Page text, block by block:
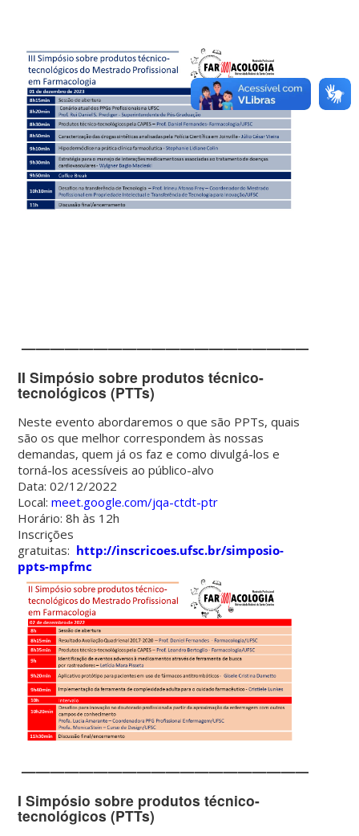
II Simpósio sobre produtos técnico-
tecnológicos (PTTs)
Neste evento abordaremos o que são PPTs, quais
são os que melhor correspondem às nossas
demandas, quem já os faz e como divulgá-los e
torná-los acessíveis ao público-alvo
Data: 02/12/2022
Local:meet.google.com/jqa-ctdt-ptr
Horário: 8h às 12h
Inscrições
gratuitas: http://inscricoes.ufsc.br/simposio-
ppts-mpfmc
I Simpósio sobre produtos técnico-
tecnológicos (PTTs)